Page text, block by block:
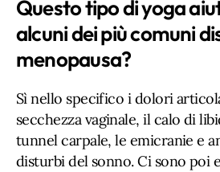
Questo tipo di yoga
alcuni dei più comuni
menopausa?
Sì nello specifico i dolori
secchezza vaginale, il calo di
tunnel carpale, le emicranie e
disturbi del sonno. Ci sono poi